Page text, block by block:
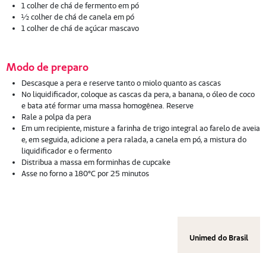
1 colher de chá de fermento em pó
½ colher de chá de canela em pó
1 colher de chá de açúcar mascavo
Modo de preparo
Descasque a pera e reserve tanto o miolo quanto as cascas
No liquidificador, coloque as cascas da pera, a banana, o óleo de coco
e bata até formar uma massa homogênea. Reserve
Rale a polpa da pera
Em um recipiente, misture a farinha de trigo integral ao farelo de aveia
e, em seguida, adicione a pera ralada, a canela em pó, a mistura do
liquidificador e o fermento
Distribua a massa em forminhas de cupcake
Asse no forno a 180°C por 25 minutos
Unimed do Brasil